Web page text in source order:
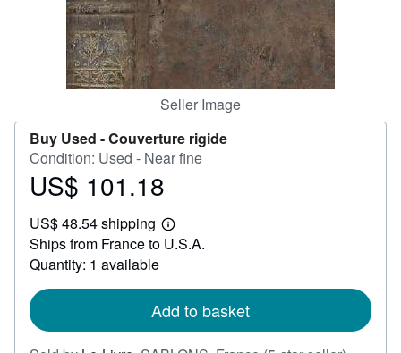
Seller Image
Buy Used -Couverture rigide
Condition: Used - Near fine
Price
101.18
US$ 101.18
US$ 48.54 shipping
Learn
more
Ships from France to U.S.A.
Quantity: 1 available
Add to basket